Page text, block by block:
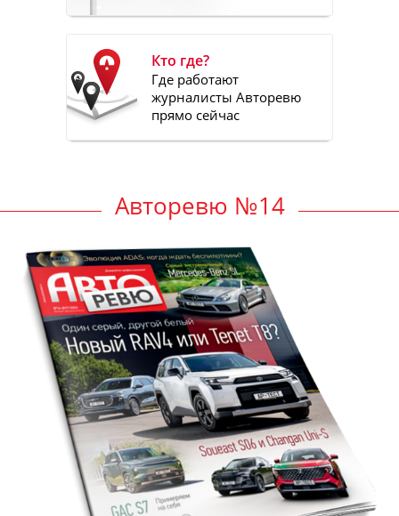
Кто где?
Где работают
журналисты Авторевю
прямо сейчас
Авторевю №14